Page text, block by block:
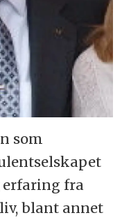
som
erfaring fra
blant annet